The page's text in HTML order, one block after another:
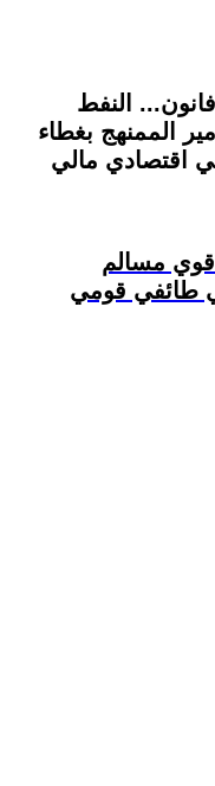
النفط
الممنهج بغطاء
اقتصادي مالي
مسالم
طائفي قومي